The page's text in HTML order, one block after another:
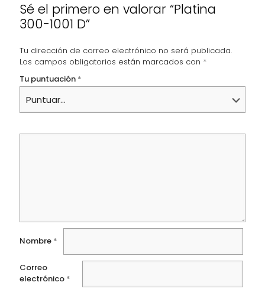
Sé el primero en valorar “Platina
300-1001 D”
Tu dirección de correo electrónico no será publicada.
Los campos obligatorios están marcados con *
Tu puntuación *
Nombre *
Correo
electrónico *